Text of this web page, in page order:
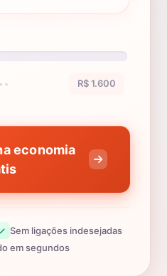
R$ 1.600
economia
Sem ligações indesejadas
em segundos